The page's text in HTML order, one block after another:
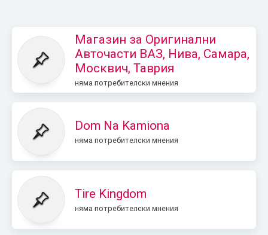
Магазин за Оригинални
Авточасти ВАЗ, Нива, Самара,
Москвич, Таврия
няма потребителски мнения
Dom Na Kamiona
няма потребителски мнения
Tire Kingdom
няма потребителски мнения